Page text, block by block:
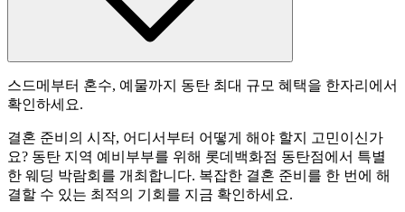
스드메부터 혼수, 예물까지 동탄 최대 규모 혜택을 한자리에서
확인하세요.
결혼 준비의 시작, 어디서부터 어떻게 해야 할지 고민이신가
요? 동탄 지역 예비부부를 위해 롯데백화점 동탄점에서 특별
한 웨딩 박람회를 개최합니다. 복잡한 결혼 준비를 한 번에 해
결할 수 있는 최적의 기회를 지금 확인하세요.